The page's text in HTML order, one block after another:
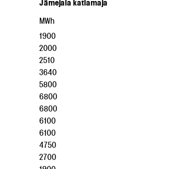
Jämejala katlamaja
MWh
1900
2000
2510
3640
5800
6800
6800
6100
6100
4750
2700